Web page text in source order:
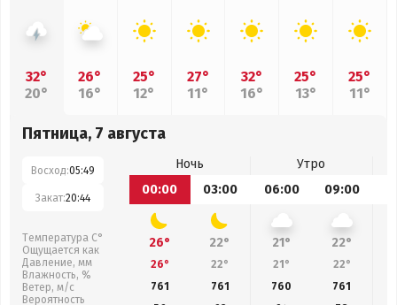
32°
20°
26°
16°
25°
12°
27°
11°
32°
16°
25°
13°
25°
11°
Пятница, 7 августа
Восход:05:49
Закат:20:44
Температура С°
Ощущается как
Давление, мм
Влажность, %
Ветер, м/с
Вероятность
Ночь
Утро
00:00
03:00 06:00 09:00
26° 22° 21° 22°
26° 22° 21° 22°
761
761 760 761